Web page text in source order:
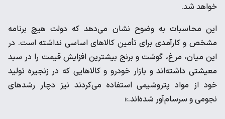
خواهد شد.
این محاسبات به وضوح نشان می‌دهد که دولت هیچ برنامه
مشخص و کارآمدی برای تأمین کالا‌های اساسی نداشته است. در
این میان، مرغ، گوشت و برنج بیشترین افزایش قیمت را در سبد
معیشتی داشته‌اند و بازار خودرو و کالا‌هایی که در زنجیره تولید
خود از مواد پتروشیمی استفاده می‌کردند نیز دچار رشد‌های
نجومی و سرسام‌آور شده‌اند.»